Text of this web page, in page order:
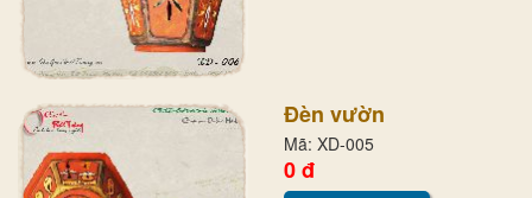
Đèn vườn
Mã: XD-005
0 đ